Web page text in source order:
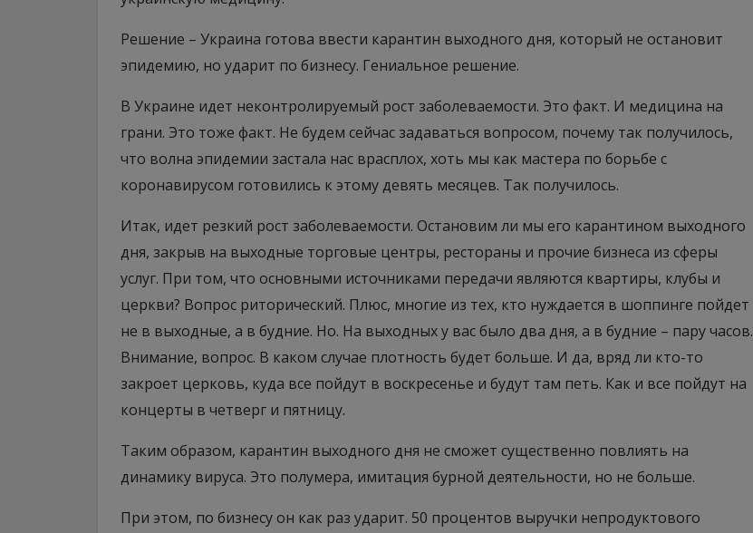
Решение – Украина готова ввести карантин выходного дня, который не остановит
эпидемию, но ударит по бизнесу. Гениальное решение.
В Украине идет неконтролируемый рост заболеваемости. Это факт. И медицина на
грани. Это тоже факт. Не будем сейчас задаваться вопросом, почему так получилось,
что волна эпидемии застала нас врасплох, хоть мы как мастера по борьбе с
коронавирусом готовились к этому девять месяцев. Так получилось.
Итак, идет резкий рост заболеваемости. Остановим ли мы его карантином выходного
дня, закрыв на выходные торговые центры, рестораны и прочие бизнеса из сферы
услуг. При том, что основными источниками передачи являются квартиры, клубы и
церкви? Вопрос риторический. Плюс, многие из тех, кто нуждается в шоппинге пойдет
не в выходные, а в будние. Но. На выходных у вас было два дня, а в будние – пару часов.
Внимание, вопрос. В каком случае плотность будет больше. И да, вряд ли кто-то
закроет церковь, куда все пойдут в воскресенье и будут там петь. Как и все пойдут на
концерты в четверг и пятницу.
Таким образом, карантин выходного дня не сможет существенно повлиять на
динамику вируса. Это полумера, имитация бурной деятельности, но не больше.
При этом, по бизнесу он как раз ударит. 50 процентов выручки непродуктового